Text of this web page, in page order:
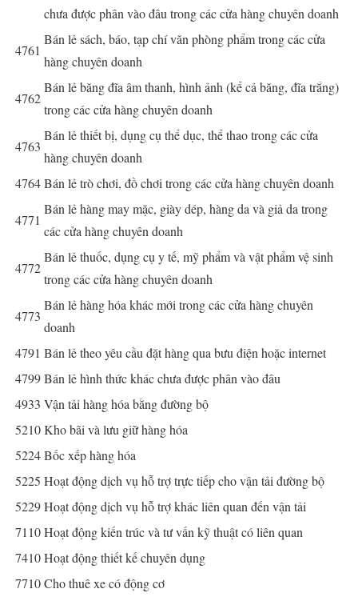
chưa được phân vào đâu trong các cửa hàng chuyên doanh
4761
Bán lẻ sách, báo, tạp chí văn phòng phẩm trong các cửa
hàng chuyên doanh
4762
Bán lẻ băng đĩa âm thanh, hình ảnh (kể cả băng, đĩa trắng)
trong các cửa hàng chuyên doanh
4763
Bán lẻ thiết bị, dụng cụ thể dục, thể thao trong các cửa
hàng chuyên doanh
4764Bán lẻ trò chơi, đồ chơi trong các cửa hàng chuyên doanh
4771
Bán lẻ hàng may mặc, giày dép, hàng da và giả da trong
các cửa hàng chuyên doanh
4772
Bán lẻ thuốc, dụng cụ y tế, mỹ phẩm và vật phẩm vệ sinh
trong các cửa hàng chuyên doanh
4773
Bán lẻ hàng hóa khác mới trong các cửa hàng chuyên
doanh
4791 Bán lẻ theo yêu cầu đặt hàng qua bưu điện hoặc internet
4799Bán lẻ hình thức khác chưa được phân vào đâu
4933 Vận tải hàng hóa bằng đường bộ
5210Kho bãi và lưu giữ hàng hóa
5224Bốc xếp hàng hóa
5225 Hoạt động dịch vụ hỗ trợ trực tiếp cho vận tải đường bộ
5229Hoạt động dịch vụ hỗ trợ khác liên quan đến vận tải
7110Hoạt động kiến trúc và tư vấn kỹ thuật có liên quan
7410Hoạt động thiết kế chuyên dụng
7710Cho thuê xe có động cơ